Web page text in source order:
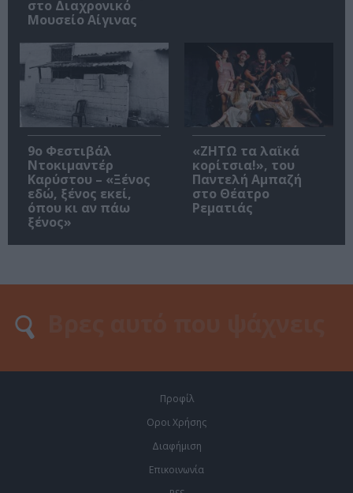
στο Διαχρονικό
Μουσείο Αίγινας
9ο Φεστιβάλ
Ντοκιμαντέρ
Καρύστου – «Ξένος
εδώ, ξένος εκεί,
όπου κι αν πάω
ξένος»
«ΖΗΤΩ τα λαϊκά
κορίτσια!», του
Παντελή Αμπαζή
στο Θέατρο
Ρεματιάς
Προφίλ
Οροι Χρήσης
Διαφήμιση
Επικοινωνία